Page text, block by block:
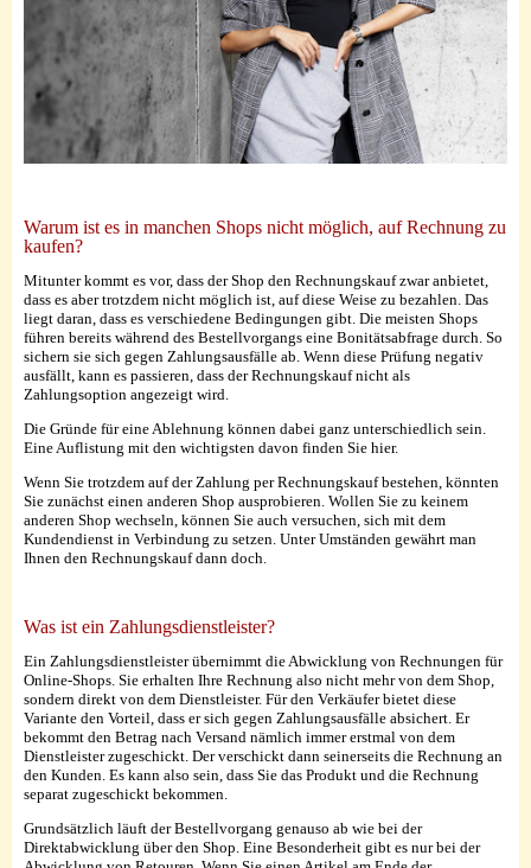
Warum ist es in manchen Shops nicht möglich, auf Rechnung zu
kaufen?
Mitunter kommt es vor, dass der Shop den Rechnungskauf zwar anbietet,
dass es aber trotzdem nicht möglich ist, auf diese Weise zu bezahlen. Das
liegt daran, dass es verschiedene Bedingungen gibt. Die meisten Shops
führen bereits während des Bestellvorgangs eine Bonitätsabfrage durch. So
sichern sie sich gegen Zahlungsausfälle ab. Wenn diese Prüfung negativ
ausfällt, kann es passieren, dass der Rechnungskauf nicht als
Zahlungsoption angezeigt wird.
Die Gründe für eine Ablehnung können dabei ganz unterschiedlich sein.
Eine Auflistung mit den wichtigsten davon finden Sie hier.
Wenn Sie trotzdem auf der Zahlung per Rechnungskauf bestehen, könnten
Sie zunächst einen anderen Shop ausprobieren. Wollen Sie zu keinem
anderen Shop wechseln, können Sie auch versuchen, sich mit dem
Kundendienst in Verbindung zu setzen. Unter Umständen gewährt man
Ihnen den Rechnungskauf dann doch.
Was ist ein Zahlungsdienstleister?
Ein Zahlungsdienstleister übernimmt die Abwicklung von Rechnungen für
Online-Shops. Sie erhalten Ihre Rechnung also nicht mehr von dem Shop,
sondern direkt von dem Dienstleister. Für den Verkäufer bietet diese
Variante den Vorteil, dass er sich gegen Zahlungsausfälle absichert. Er
bekommt den Betrag nach Versand nämlich immer erstmal von dem
Dienstleister zugeschickt. Der verschickt dann seinerseits die Rechnung an
den Kunden. Es kann also sein, dass Sie das Produkt und die Rechnung
separat zugeschickt bekommen.
Grundsätzlich läuft der Bestellvorgang genauso ab wie bei der
Direktabwicklung über den Shop. Eine Besonderheit gibt es nur bei der